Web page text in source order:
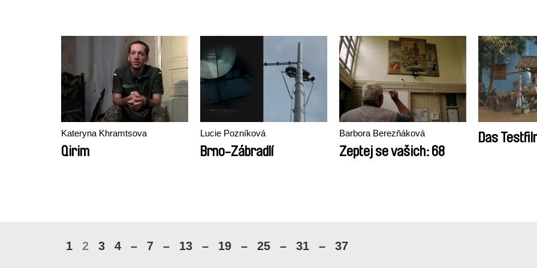
Kateryna Khramtsova
Qirim
Lucie Pozníková
Brno-Zábradlí
Barbora Berezňáková
Zeptej se vašich: 68
Das
1 2 3 4 – 7 – 13 – 19 – 25 – 31 – 37